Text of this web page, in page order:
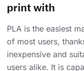
print with
PLA is the easiest
of most users,
inexpensive and
users alike. It is